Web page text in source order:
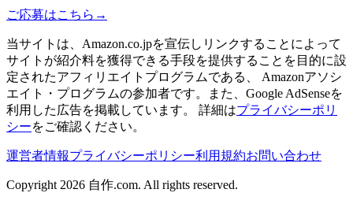
ご応募はこちら →
当サイトは、Amazon.co.jpを宣伝しリンクすることによって
サイトが紹介料を獲得できる手段を提供することを目的に設
定されたアフィリエイトプログラムである、 Amazonアソシ
エイト・プログラムの参加者です。また、Google AdSenseを
利用した広告を掲載しています。 詳細はプライバシーポリ
シーをご確認ください。
運営者情報プライバシーポリシー利用規約お問い合わせ
Copyright 2026 自作.com. All rights reserved.